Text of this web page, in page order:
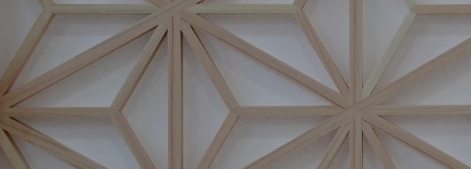
葬彩の杜 - 本館プラン 葬彩の杜 - 別館プラン